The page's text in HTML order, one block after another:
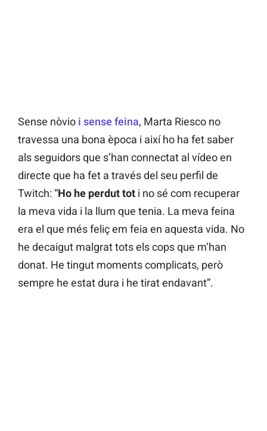
Sense nòvio i sense feina, Marta Riesco no
travessa una bona època i així ho ha fet saber
als seguidors que s’han connectat al vídeo en
directe que ha fet a través del seu perfil de
Twitch: “Ho he perdut tot i no sé com recuperar
la meva vida i la llum que tenia. La meva feina
era el que més feliç em feia en aquesta vida. No
he decaigut malgrat tots els cops que m’han
donat. He tingut moments complicats, però
sempre he estat dura i he tirat endavant”.